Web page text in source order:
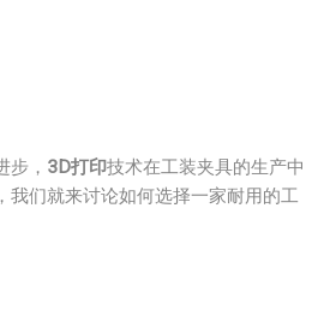
， 3D打印技术在工装夹具的生产中
们就来讨论如何选择一家耐用的工